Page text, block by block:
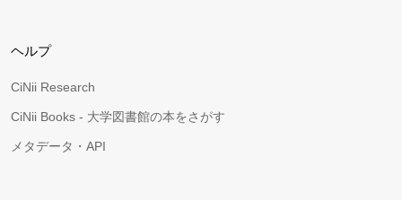
ヘルプ
CiNii Research
CiNii Books - 大学図書館の本をさがす
メタデータ・API